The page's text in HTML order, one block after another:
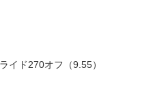
イド270オフ（9.55）